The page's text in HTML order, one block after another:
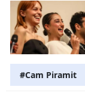
#Cam Piramit